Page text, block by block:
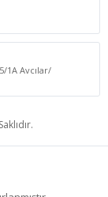
1A Avcılar/